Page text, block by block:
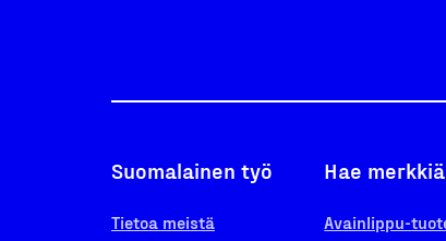
Suomalainen työ
Tietoa meistä
Hae merkkiä
Avainlippu-